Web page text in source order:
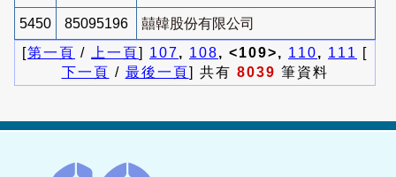
5450 85095196
囍韓股份有限公司
[第一頁 / 上一頁] 107, 108, <109>, 110, 111
[
下一頁 / 最後一頁] 共有 8039 筆資料